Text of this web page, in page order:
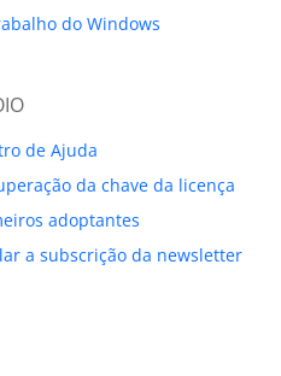
do Windows
de Ajuda
da chave da licença
adoptantes
a subscrição da newsletter